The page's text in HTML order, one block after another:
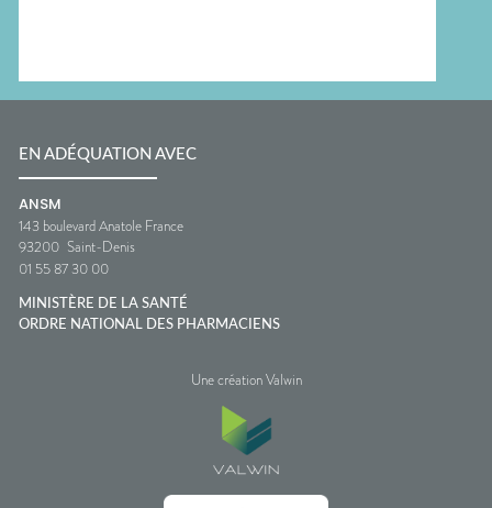
EN ADÉQUATION AVEC
ANSM
143 boulevard Anatole France
93200 Saint-Denis
01 55 87 30 00
MINISTÈRE DE LA SANTÉ
ORDRE NATIONAL DES PHARMACIENS
Une création Valwin